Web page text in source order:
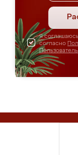
Я
согласно